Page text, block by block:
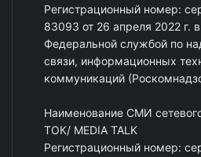
Регистрационный номер:
83093 от 26 апреля 2022 г.
Федеральной службой по
связи, информационных
коммуникаций
Наименование СМИ
ТОК/ MEDIA TALK
Регистрационный номер: